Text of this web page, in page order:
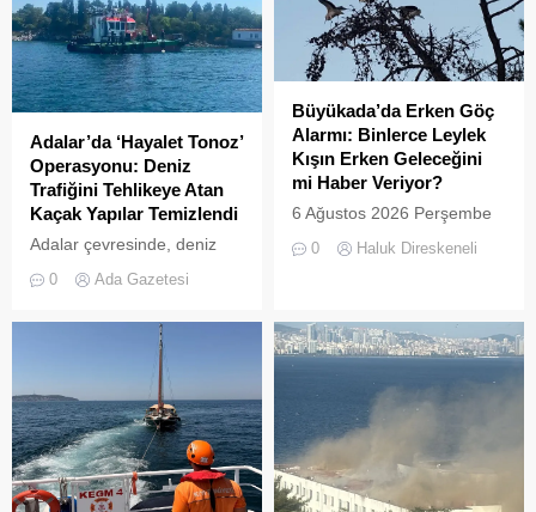
Adalar’da ‘Hayalet Tonoz’
Operasyonu: Deniz
Trafiğini Tehlikeye Atan
Kaçak Yapılar Temizlendi
Adalar çevresinde, deniz
çevre kirliliğine neden olan
geniş çaplı bir temizlik ve
denetim operasyonu
0 Ada Gazetesi
Büyükada’da Erken Göç
Alarmı: Binlerce Leylek
Kışın Erken Geleceğini
mi Haber Veriyor?
6 Ağustos 2026 Perşembe
günü öğle saatlerinde, saat
14:00 sularında Büyükada
şölenlerinden biri yaşandı.
0 Haluk Direskeneli